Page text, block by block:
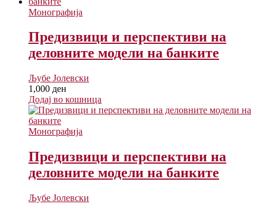
Монографија
Предизвици и перспективи на
деловните модели на банките
Љубе Јолевски
1,000 ден
Додај во кошница
Монографија
Предизвици и перспективи на
деловните модели на банките
Љубе Јолевски